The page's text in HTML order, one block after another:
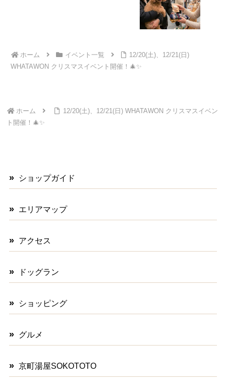
ホーム イベント一覧
12/20(土)、12/21(日)
WHATAWON クリスマスイベント開催！🎄✨
ホーム
12/20(土)、12/21(日) WHATAWON クリスマスイベン
ト開催！🎄✨
ショップガイド
エリアマップ
アクセス
ドッグラン
ショッピング
グルメ
京町湯屋SOKOTOTO